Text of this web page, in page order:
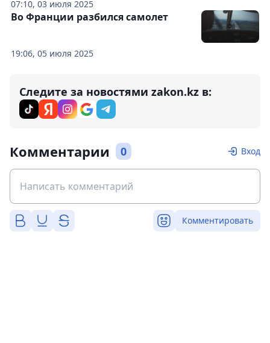
07:10, 03 июля 2025
19:06, 05 июля 2025
Во Франции разбился самолет
Следите за новостями zakon.kz в:
Комментарии 0 Вход
Комментировать